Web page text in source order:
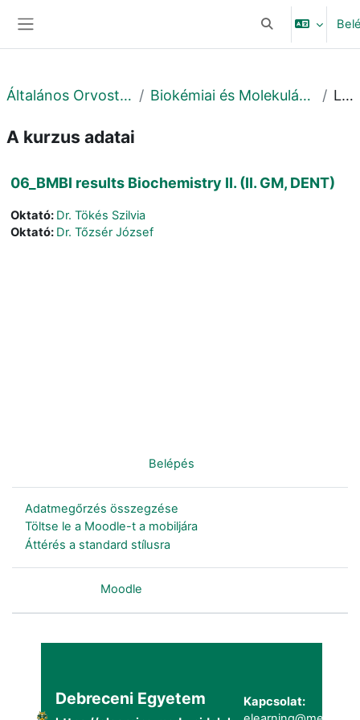
Keresési
Általános Orvostudományi Kar Biokémiai és Molekuláris Biológiai Intézet Leírás
A kurzus adatai
06_BMBI results Biochemistry II. (II. GM, DENT)
Oktató: Dr. Tökés Szilvia
Oktató: Dr. Tőzsér József
Belépés
Adatmegőrzés összegzése
Töltse le a Moodle-t a mobiljára
Áttérés a standard stílusra
Moodle
Debreceni Egyetem
Kapcsolat: